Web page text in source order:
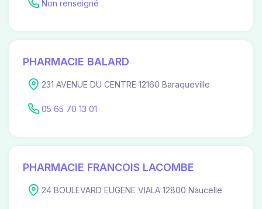
Non renseigné
PHARMACIE BALARD
231 AVENUE DU CENTRE 12160 Baraqueville
05 65 70 13 01
PHARMACIE FRANCOIS LACOMBE
24 BOULEVARD EUGENE VIALA 12800 Naucelle